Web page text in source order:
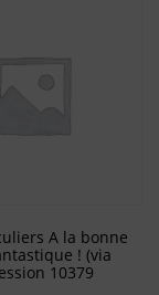
A la bonne
! (via
10379